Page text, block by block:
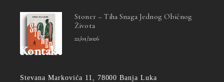
Stoner – Tiha Snaga Jednog Običnog
Života
22/01/2026
Kontakt
Stevana Markovića 11, 78000 Banja Luka